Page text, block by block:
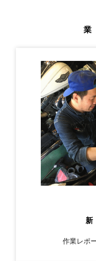
作業レポ